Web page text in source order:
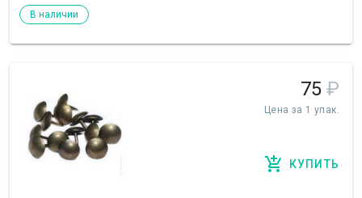
В наличии
75 ₽
Цена за 1 упак.
КУПИТЬ